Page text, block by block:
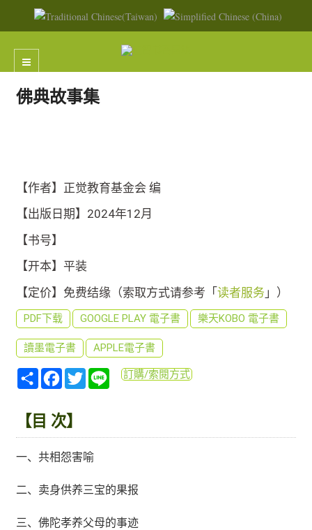
佛典故事集
【作者】正觉教育基金会 编
【出版日期】2024年12月
【书号】
【开本】平装
【定价】免费结缘（索取方式请参考「读者服务 」）
PDF下载 GOOGLE PLAY 電子書 樂天KOBO 電子書
讀墨電子書 APPLE電子書
分
享
Facebook
TwitterLine訂購/索閱方式
【目 次】
一、共相怨害喻
二、卖身供养三宝的果报
三、佛陀孝养父母的事迹